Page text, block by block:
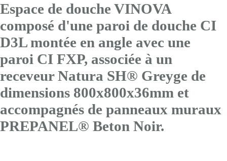
Espace de douche VINOVA
composé d'une paroi de douche CI
D3L montée en angle avec une
paroi CI FXP, associée à un
receveur Natura SH® Greyge de
dimensions 800x800x36mm et
accompagnés de panneaux muraux
PREPANEL® Beton Noir.